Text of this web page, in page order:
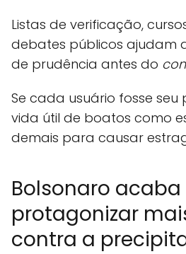
Listas de verificação,
debates públicos ajudam
de prudência antes do
Se cada usuário fosse seu
vida útil de boatos como
demais para causar
Bolsonaro acaba
protagonizar
contra a